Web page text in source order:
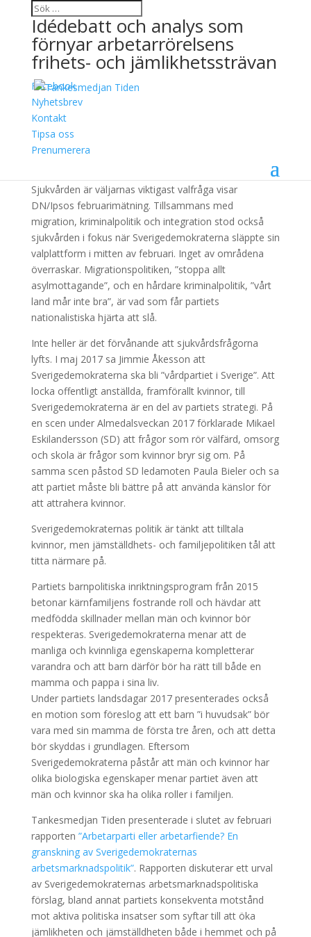
Idédebatt och analys som
förnyar arbetarrörelsens
frihets- och jämlikhetssträvan
Facebook
Nyhetsbrev
Kontakt
Tipsa oss
Prenumerera
Hos familjen SD får
staten hålla sig borta
5 mars, 2018
Sjukvården är väljarnas viktigast valfråga visar
DN/Ipsos februarimätning. Tillsammans med
migration, kriminalpolitik och integration stod också
sjukvården i fokus när Sverigedemokraterna släppte sin
valplattform i mitten av februari. Inget av områdena
överraskar. Migrationspolitiken, ”stoppa allt
asylmottagande”, och en hårdare kriminalpolitik, ”vårt
land mår inte bra”, är vad som får partiets
nationalistiska hjärta att slå.
Inte heller är det förvånande att sjukvårdsfrågorna
lyfts. I maj 2017 sa Jimmie Åkesson att
Sverigedemokraterna ska bli ”vårdpartiet i Sverige”. Att
locka offentligt anställda, framförallt kvinnor, till
Sverigedemokraterna är en del av partiets strategi. På
en scen under Almedalsveckan 2017 förklarade Mikael
Eskilandersson (SD) att frågor som rör välfärd, omsorg
och skola är frågor som kvinnor bryr sig om. På
samma scen påstod SD ledamoten Paula Bieler och sa
att partiet måste bli bättre på att använda känslor för
att attrahera kvinnor.
Sverigedemokraternas politik är tänkt att tilltala
kvinnor, men jämställdhets- och familjepolitiken tål att
titta närmare på.
Partiets barnpolitiska inriktningsprogram från 2015
betonar kärnfamiljens fostrande roll och hävdar att
medfödda skillnader mellan män och kvinnor bör
respekteras. Sverigedemokraterna menar att de
manliga och kvinnliga egenskaperna kompletterar
varandra och att barn därför bör ha rätt till både en
mamma och pappa i sina liv.
Under partiets landsdagar 2017 presenterades också
en motion som föreslog att ett barn ”i huvudsak” bör
vara med sin mamma de första tre åren, och att detta
bör skyddas i grundlagen. Eftersom
Sverigedemokraterna påstår att män och kvinnor har
olika biologiska egenskaper menar partiet även att
män och kvinnor ska ha olika roller i familjen.
Tankesmedjan Tiden presenterade i slutet av februari
rapporten ”Arbetarparti eller arbetarfiende? En
granskning av Sverigedemokraternas
arbetsmarknadspolitik”. Rapporten diskuterar ett urval
av Sverigedemokraternas arbetsmarknadspolitiska
förslag, bland annat partiets konsekventa motstånd
mot aktiva politiska insatser som syftar till att öka
jämlikheten och jämställdheten både i hemmet och på